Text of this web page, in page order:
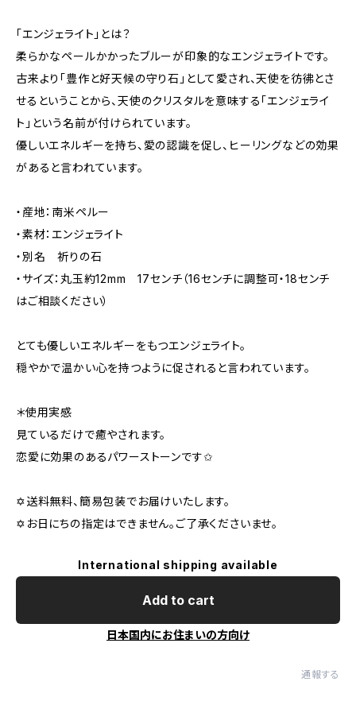
「エンジェライト」とは？
柔らかなペールかかったブルーが印象的なエンジェライトです。
古来より「豊作と好天候の守り石」として愛され、天使を彷彿とさ
せるということから、天使のクリスタルを意味する「エンジェライ
ト」という名前が付けられています。
優しいエネルギーを持ち、愛の認識を促し、ヒーリングなどの効果
があると言われています。
・産地：南米ペルー
・素材：エンジェライト
・別名 祈りの石
・サイズ：丸玉約12mm 17センチ（16センチに調整可・18センチ
はご相談ください）
とても優しいエネルギーをもつエンジェライト。
穏やかで温かい心を持つように促されると言われています。
＊使用実感
見ているだけで癒やされます。
恋愛に効果のあるパワーストーンです✩
✡送料無料、簡易包装でお届けいたします。
✡お日にちの指定はできません。ご了承くださいませ。
International shipping available
Add to cart
日本国内にお住まいの方向け
通報する